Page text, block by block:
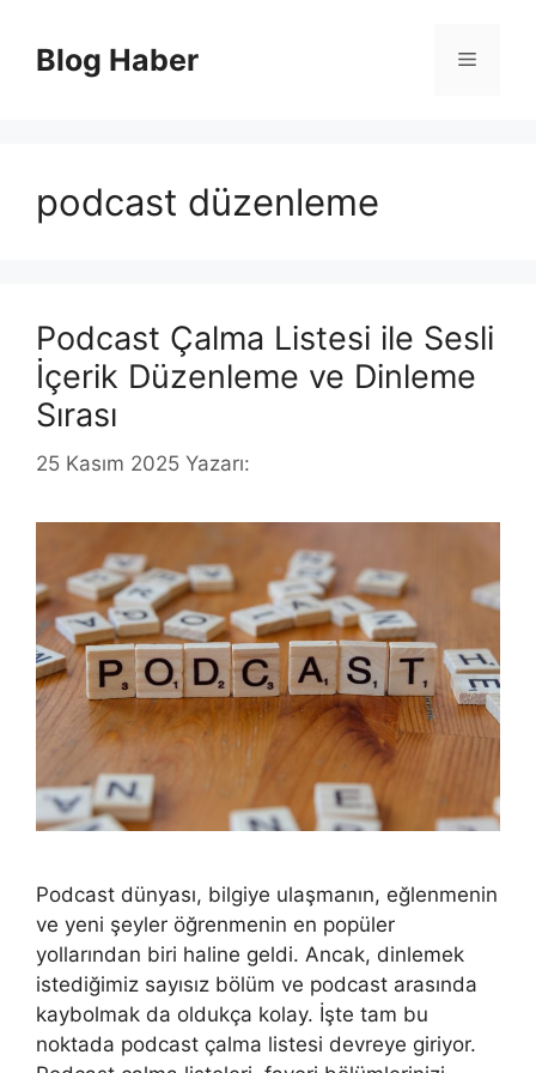
Blog Haber Menü
podcast düzenleme
Podcast Çalma Listesi ile Sesli
İçerik Düzenleme ve Dinleme
Sırası
25 Kasım 2025 Yazarı:
Podcast dünyası, bilgiye ulaşmanın, eğlenmenin
ve yeni şeyler öğrenmenin en popüler
yollarından biri haline geldi. Ancak, dinlemek
istediğimiz sayısız bölüm ve podcast arasında
kaybolmak da oldukça kolay. İşte tam bu
noktada podcast çalma listesi devreye giriyor.